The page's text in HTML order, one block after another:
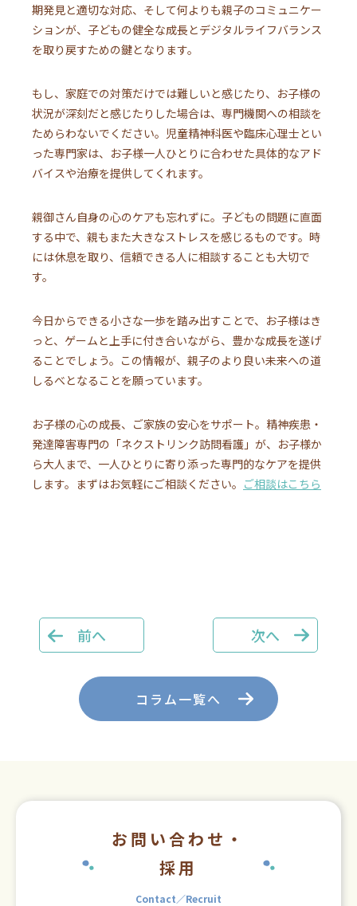
期発見と適切な対応、そして何よりも親子のコミュニケー
ションが、子どもの健全な成長とデジタルライフバランス
を取り戻すための鍵となります。
もし、家庭での対策だけでは難しいと感じたり、お子様の
状況が深刻だと感じたりした場合は、専門機関への相談を
ためらわないでください。児童精神科医や臨床心理士とい
った専門家は、お子様一人ひとりに合わせた具体的なアド
バイスや治療を提供してくれます。
親御さん自身の心のケアも忘れずに。子どもの問題に直面
する中で、親もまた大きなストレスを感じるものです。時
には休息を取り、信頼できる人に相談することも大切で
す。
今日からできる小さな一歩を踏み出すことで、お子様はき
っと、ゲームと上手に付き合いながら、豊かな成長を遂げ
ることでしょう。この情報が、親子のより良い未来への道
しるべとなることを願っています。
お子様の心の成長、ご家族の安心をサポート。精神疾患・
発達障害専門の「ネクストリンク訪問看護」が、お子様か
ら大人まで、一人ひとりに寄り添った専門的なケアを提供
します。まずはお気軽にご相談ください。 ご相談はこちら
前へ 次へ
コラム一覧へ
お問い合わせ・
採用
Contact／Recruit